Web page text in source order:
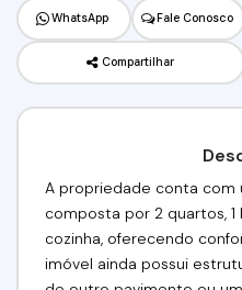
WhatsApp Fale Conosco
Compartilhar
A propriedade conta com
composta por 2 quartos, 1
cozinha, oferecendo
imóvel ainda possui